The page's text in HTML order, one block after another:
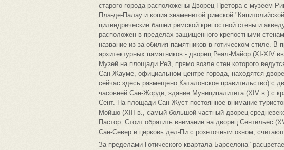
старого города расположены Дворец Претора с музеем
Пла-де-Палау и копия знаменитой римской
цилиндрические башни римской крепостной стены и
расположен в пределах защищенного крепостными
название из-за обилия памятников в готическом стиле. В
архитектурных памятников - дворец Реал-Майор (XI-XIV
Музей на площади Рей, прямо возле стен которого
Сан-Жауме, официальном центре города, находятся
сейчас здесь размещено Каталонское правительство) с
часовней Сан-Жорди, здание Муниципалитета (XIV в.) с
Сент. На площади Сан-Жуст постоянное внимание
Мойшо (XIII в., самый большой частный дворец
Пастор. Стоит обратить внимание на дворец Сентельес
Сан-Север и церковь дел-Пи с розеточным окном,
За пределами Готического квартала Барселона